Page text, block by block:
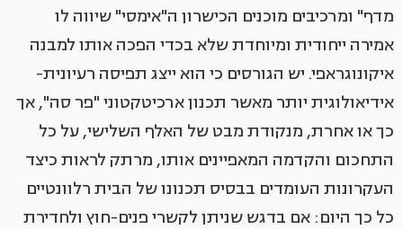
מדף" ומרכיבים מוכנים הכישרון ה"אימסי" שיווה לו
אמירה ייחודית ומיוחדת שלא בכדי הפכה אותו למבנה
איקונוגראפי. יש הגורסים כי הוא ייצג תפיסה רעיונית-
אידיאולוגית יותר מאשר תכנון ארכיטקטוני "פר סה", אך
כך או אחרת, מנקודת מבט של האלף השלישי, על כל
התחכום והקדמה המאפיינים אותו, מרתק לראות כיצד
העקרונות העומדים בבסיס תכנונו של הבית רלוונטיים
כל כך היום: אם בדגש שניתן לקשרי פנים-חוץ ולחדירת